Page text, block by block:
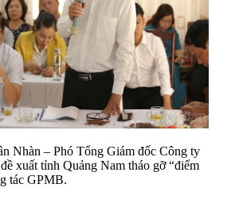
Nhàn – Phó Tổng Giám đốc Công ty
xuất tỉnh Quảng Nam tháo gỡ “điểm
tác GPMB.